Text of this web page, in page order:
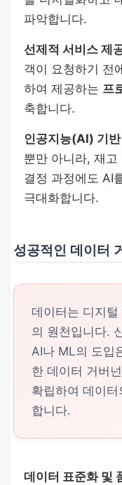
파악합니다.
선제적 서비스 제
객이 요청하기 전
하여 제공하는 프
축합니다.
인공지능(AI) 기
뿐만 아니라, 재
결정 과정에도 AI
극대화합니다.
성공적인 데이터
데이터는 디지
의 원천입니다.
AI나 ML의 도입
한 데이터 거버
확립하여 데이
합니다.
데이터 표준화 및